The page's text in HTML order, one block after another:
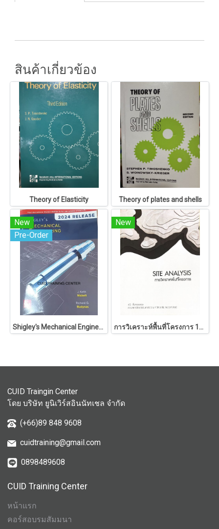
สินค้าเกี่ยวข้อง
Theory of Elasticity Theory of plates and shells
New
Pre-Order
Shigley's Mechanical Engineering Design
New
การวิเคราะห์พื้นที่โครงการ 146
CUID Traingin Center
โดย บริษัท ยูนิเวิร์สอินนัทเชล จำกัด
(+66)89 848 9608
cuidtraining@gmail.com
0898489608
CUID Training Center
หน้าแรก
คอร์สอบรมสัมมนา